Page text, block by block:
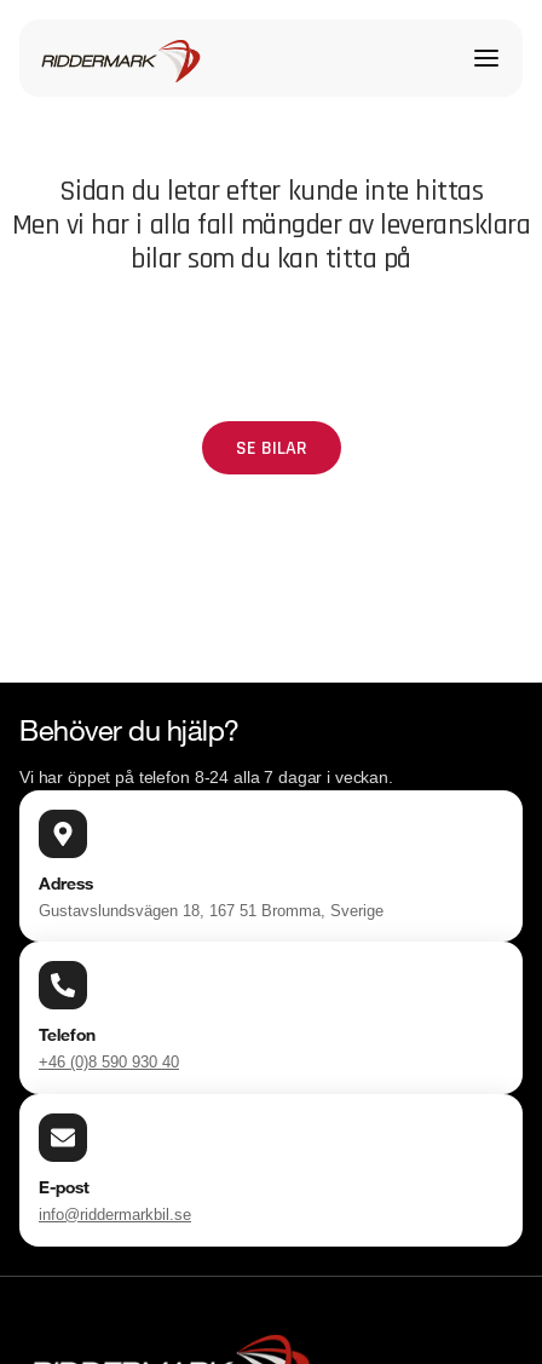
Sidan du letar efter kunde inte hittas
Men vi har i alla fall mängder av leveransklara
bilar som du kan titta på
SE BILAR
Behöver du hjälp?
Vi har öppet på telefon 8-24 alla 7 dagar i veckan.
Adress
Gustavslundsvägen 18, 167 51 Bromma, Sverige
Telefon
+46 (0)8 590 930 40
E-post
info@riddermarkbil.se